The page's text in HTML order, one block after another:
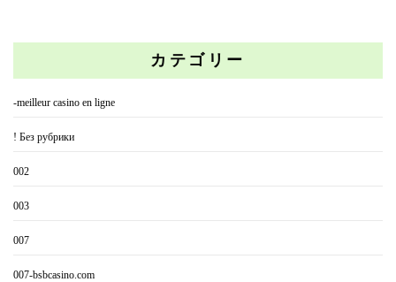
カテゴリー
-meilleur casino en ligne
! Без рубрики
002
003
007
007-bsbcasino.com